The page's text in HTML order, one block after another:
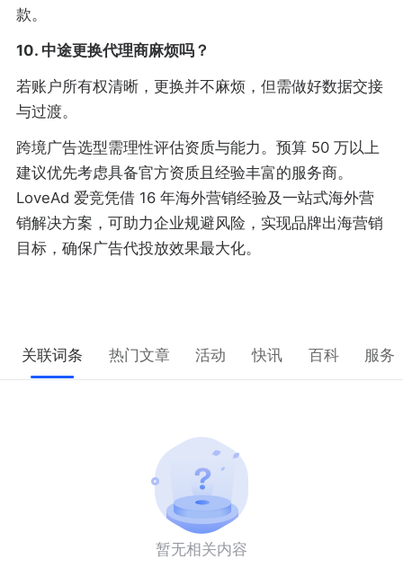
款。
10. 中途更换代理商麻烦吗？
若账户所有权清晰，更换并不麻烦，但需做好数据交接
与过渡。
跨境广告选型需理性评估资质与能力。预算 50 万以上
建议优先考虑具备官方资质且经验丰富的服务商。
LoveAd 爱竞凭借 16 年海外营销经验及一站式海外营
销解决方案，可助力企业规避风险，实现品牌出海营销
目标，确保广告代投放效果最大化。
关联词条 热门文章 活动 快讯 百科 服务
暂无相关内容